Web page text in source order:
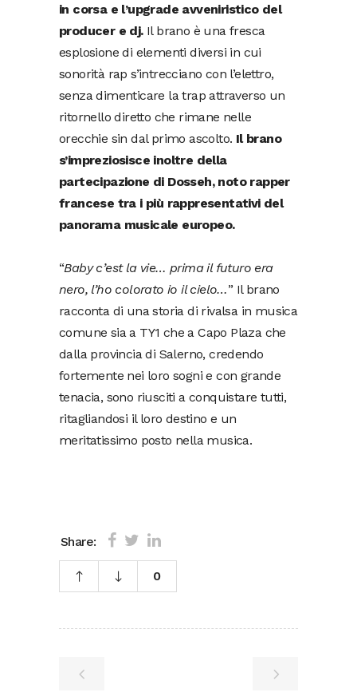
in corsa e l’upgrade avveniristico del
producer e dj.Il brano è una fresca
esplosione di elementi diversi in cui
sonorità rap s’intrecciano con l’elettro,
senza dimenticare la trap attraverso un
ritornello diretto che rimane nelle
orecchie sin dal primo ascolto. Il brano
s’impreziosisce inoltre della
partecipazione di Dosseh, noto rapper
francese tra i più rappresentativi del
panorama musicale europeo.
“Baby c’est la vie… prima il futuro era
nero, l’ho colorato io il cielo…” Il brano
racconta di una storia di rivalsa in musica
comune sia a TY1 che a Capo Plaza che
dalla provincia di Salerno, credendo
fortemente nei loro sogni e con grande
tenacia, sono riusciti a conquistare tutti,
ritagliandosi il loro destino e un
meritatissimo posto nella musica.
Share:
0